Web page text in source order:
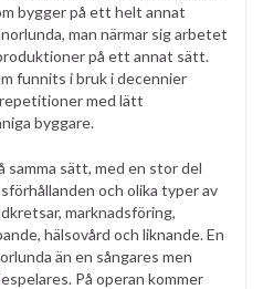
bygger på ett helt annat
man närmar sig arbetet
på ett annat sätt.
funnits i bruk i decennier
med lätt
byggare.
sätt, med en stor del
och olika typer av
marknadsföring,
hälsovård och liknande. En
än en sångares men
På operan kommer